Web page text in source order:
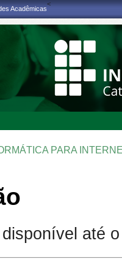
Acadêmicas
<
PARA
até